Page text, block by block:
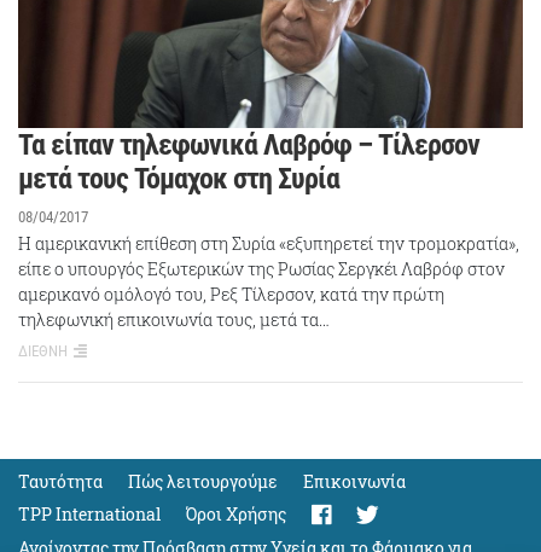
Τα είπαν τηλεφωνικά Λαβρόφ – Τίλερσον
μετά τους Τόμαχοκ στη Συρία
08/04/2017
Η αμερικανική επίθεση στη Συρία «εξυπηρετεί την τρομοκρατία»,
είπε ο υπουργός Εξωτερικών της Ρωσίας Σεργκέι Λαβρόφ στον
αμερικανό ομόλογό του, Ρεξ Τίλερσον, κατά την πρώτη
τηλεφωνική επικοινωνία τους, μετά τα…
ΔΙΕΘΝΗ
Ταυτότητα Πώς λειτουργούμε
Eπικοινωνία
TPP International
Όροι Χρήσης